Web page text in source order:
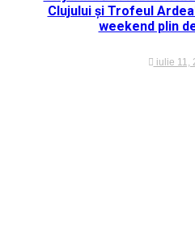
Clujului și Trofeul
weekend plin
iulie 11,